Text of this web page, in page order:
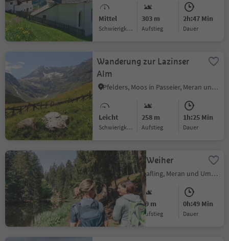
Mittel
Schwierigkeitsgrad
303 m
Aufstieg
2h:47 Min
Dauer
Wanderung zur Lazinser
Alm
Pfelders, Moos in Passeier, Meran und Umgebung
Leicht
Schwierigkeitsgrad
258 m
Aufstieg
1h:25 Min
Dauer
Zum Sulfner Weiher
Hafling Dorf, Hafling, Meran und Umgebung
Leicht
Schwierigkeitsgrad
79 m
Aufstieg
0h:49 Min
Dauer